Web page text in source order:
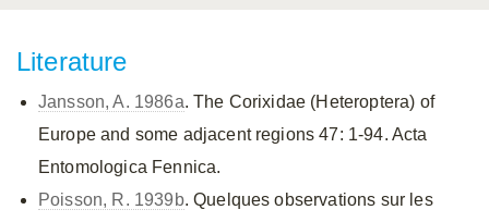
Literature
Jansson, A. 1986a. The Corixidae (Heteroptera) of
Europe and some adjacent regions 47: 1-94. Acta
Entomologica Fennica.
Poisson, R. 1939b. Quelques observations sur les